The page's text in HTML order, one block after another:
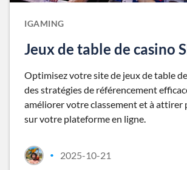
IGAMING
Jeux de table de casino
Optimisez votre site de jeux de table
des stratégies de référencement
améliorer votre classement et à attirer
sur votre plateforme en ligne.
• 2025-10-21